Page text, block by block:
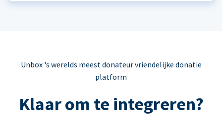
Unbox 's werelds meest donateur vriendelijke donatie
platform
Klaar om te integreren?